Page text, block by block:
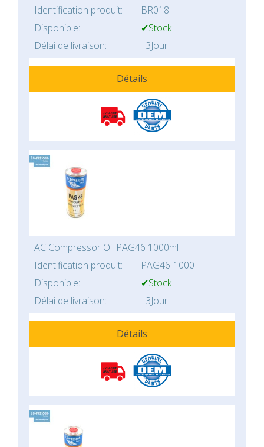
Identification produit:
BR018
Disponible:
✔Stock
Délai de livraison:
3Jour
Détails
AC Compressor Oil PAG46 1000ml
Identification produit:
PAG46-1000
Disponible:
✔Stock
Délai de livraison:
3Jour
Détails